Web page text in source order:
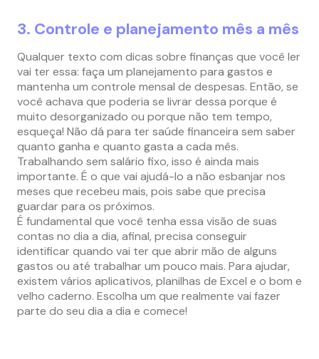
3. Controle e planejamento mês a mês
Qualquer texto com dicas sobre finanças que você ler
vai ter essa: faça um planejamento para gastos e
mantenha um controle mensal de despesas. Então, se
você achava que poderia se livrar dessa porque é
muito desorganizado ou porque não tem tempo,
esqueça! Não dá para ter saúde financeira sem saber
quanto ganha e quanto gasta a cada mês.
Trabalhando sem salário fixo, isso é ainda mais
importante. É o que vai ajudá-lo a não esbanjar nos
meses que recebeu mais, pois sabe que precisa
guardar para os próximos.
É fundamental que você tenha essa visão de suas
contas no dia a dia, afinal, precisa conseguir
identificar quando vai ter que abrir mão de alguns
gastos ou até trabalhar um pouco mais. Para ajudar,
existem vários aplicativos, planilhas de Excel e o bom e
velho caderno. Escolha um que realmente vai fazer
parte do seu dia a dia e comece!